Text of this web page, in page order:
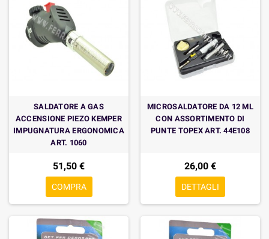
SALDATORE A GAS
ACCENSIONE PIEZO KEMPER
IMPUGNATURA ERGONOMICA
ART. 1060
51,50 €
COMPRA
MICROSALDATORE DA 12 ML
CON ASSORTIMENTO DI
PUNTE TOPEX ART. 44E108
26,00 €
DETTAGLI